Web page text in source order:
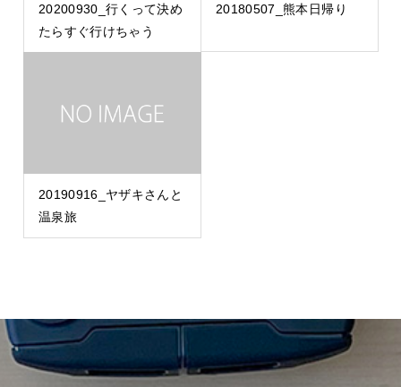
20200930_行くって決め
たらすぐ行けちゃう
20180507_熊本日帰り
20190916_ヤザキさんと
温泉旅